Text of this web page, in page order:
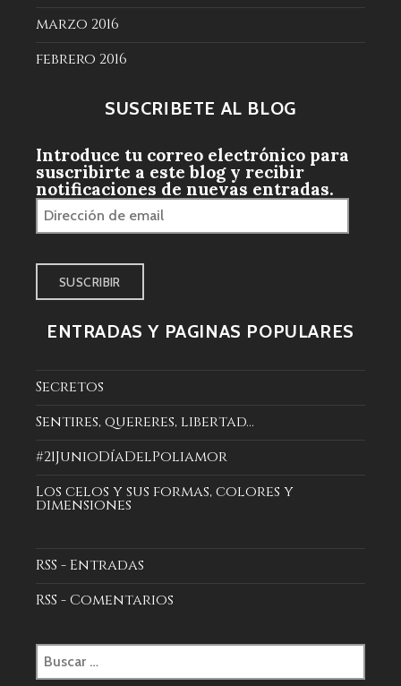
marzo 2016
febrero 2016
SUSCRÍBETE AL BLOG
Introduce tu correo electrónico para
suscribirte a este blog y recibir
notificaciones de nuevas entradas.
Dirección
de
email
ENTRADAS Y PÁGINAS POPULARES
Secretos
Sentires, quereres, libertad...
#21JunioDíaDelPoliamor
Los celos y sus formas, colores y
dimensiones
RSS - Entradas
RSS - Comentarios
Buscar: